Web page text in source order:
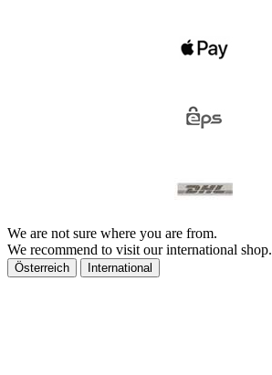
We are not sure where you are from.
We recommend to visit our international shop.
Österreich International